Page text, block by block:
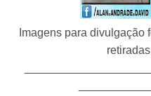
Imagens para divulgação